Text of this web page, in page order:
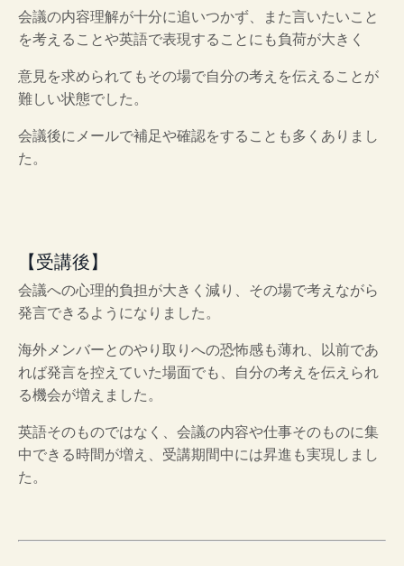
会議の内容理解が十分に追いつかず、また言いたいこと
を考えることや英語で表現することにも負荷が大きく
意見を求められてもその場で自分の考えを伝えることが
難しい状態でした。
会議後にメールで補足や確認をすることも多くありまし
た。
【受講後】
会議への心理的負担が大きく減り、その場で考えながら
発言できるようになりました。
海外メンバーとのやり取りへの恐怖感も薄れ、以前であ
れば発言を控えていた場面でも、自分の考えを伝えられ
る機会が増えました。
英語そのものではなく、会議の内容や仕事そのものに集
中できる時間が増え、受講期間中には昇進も実現しまし
た。